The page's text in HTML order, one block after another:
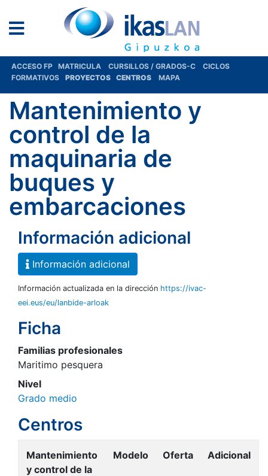
ACCESO FP MATRICULA CURSILLOS / GRADOS-C
CICLOS
FORMATIVOS
PROYECTOS CENTROS MAPA
Mantenimiento y
control de la
maquinaria de
buques y
embarcaciones
Información adicional
Información adicional
Información actualizada en la dirección https://ivac-
eei.eus/eu/lanbide-arloak
Ficha
Familias profesionales
Maritimo pesquera
Nivel
Grado medio
Centros
Mantenimiento
y control de la
Modelo Oferta Adicional